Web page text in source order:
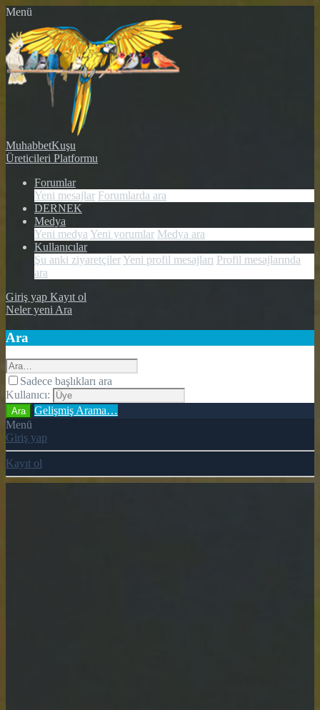
Menü
MuhabbetKuşu
Üreticileri Platformu
Forumlar
Yeni mesajlar Forumlarda ara
DERNEK
Medya
Yeni medya Yeni yorumlar Medya ara
Kullanıcılar
Şu anki ziyaretçilerYeni profil mesajları Profil mesajlarında
ara
Giriş yap Kayıt ol
Neler yeni Ara
Ara
Sadece başlıkları ara
Kullanıcı:
Ara
Gelişmiş Arama…
Menü
Giriş yap
Kayıt ol